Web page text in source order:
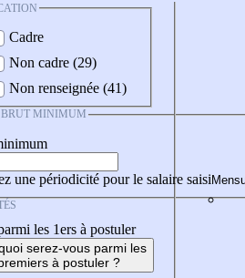
Cadre
Non cadre (29)
Non renseignée (41)
MINIMUM
une périodicité pour le salaire saisi
les 1ers à postuler
serez-vous parmi les
à postuler ?